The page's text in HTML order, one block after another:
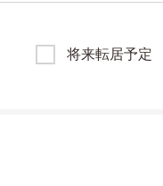
将来転居予定